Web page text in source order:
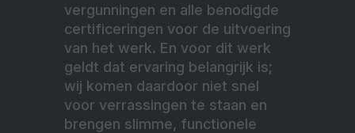
vergunningen en alle benodigde
certificeringen voor de uitvoering
van het werk. En voor dit werk
geldt dat ervaring belangrijk is;
wij komen daardoor niet snel
voor verrassingen te staan en
brengen slimme, functionele